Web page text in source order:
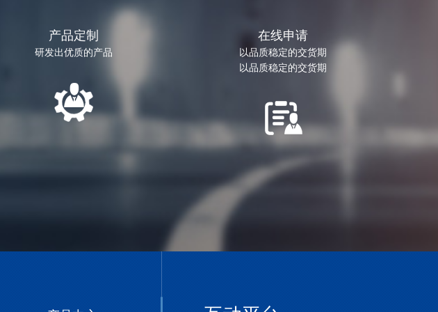
产品定制
研发出优质的产品
在线申请
以品质稳定的交货期
以品质稳定的交货期